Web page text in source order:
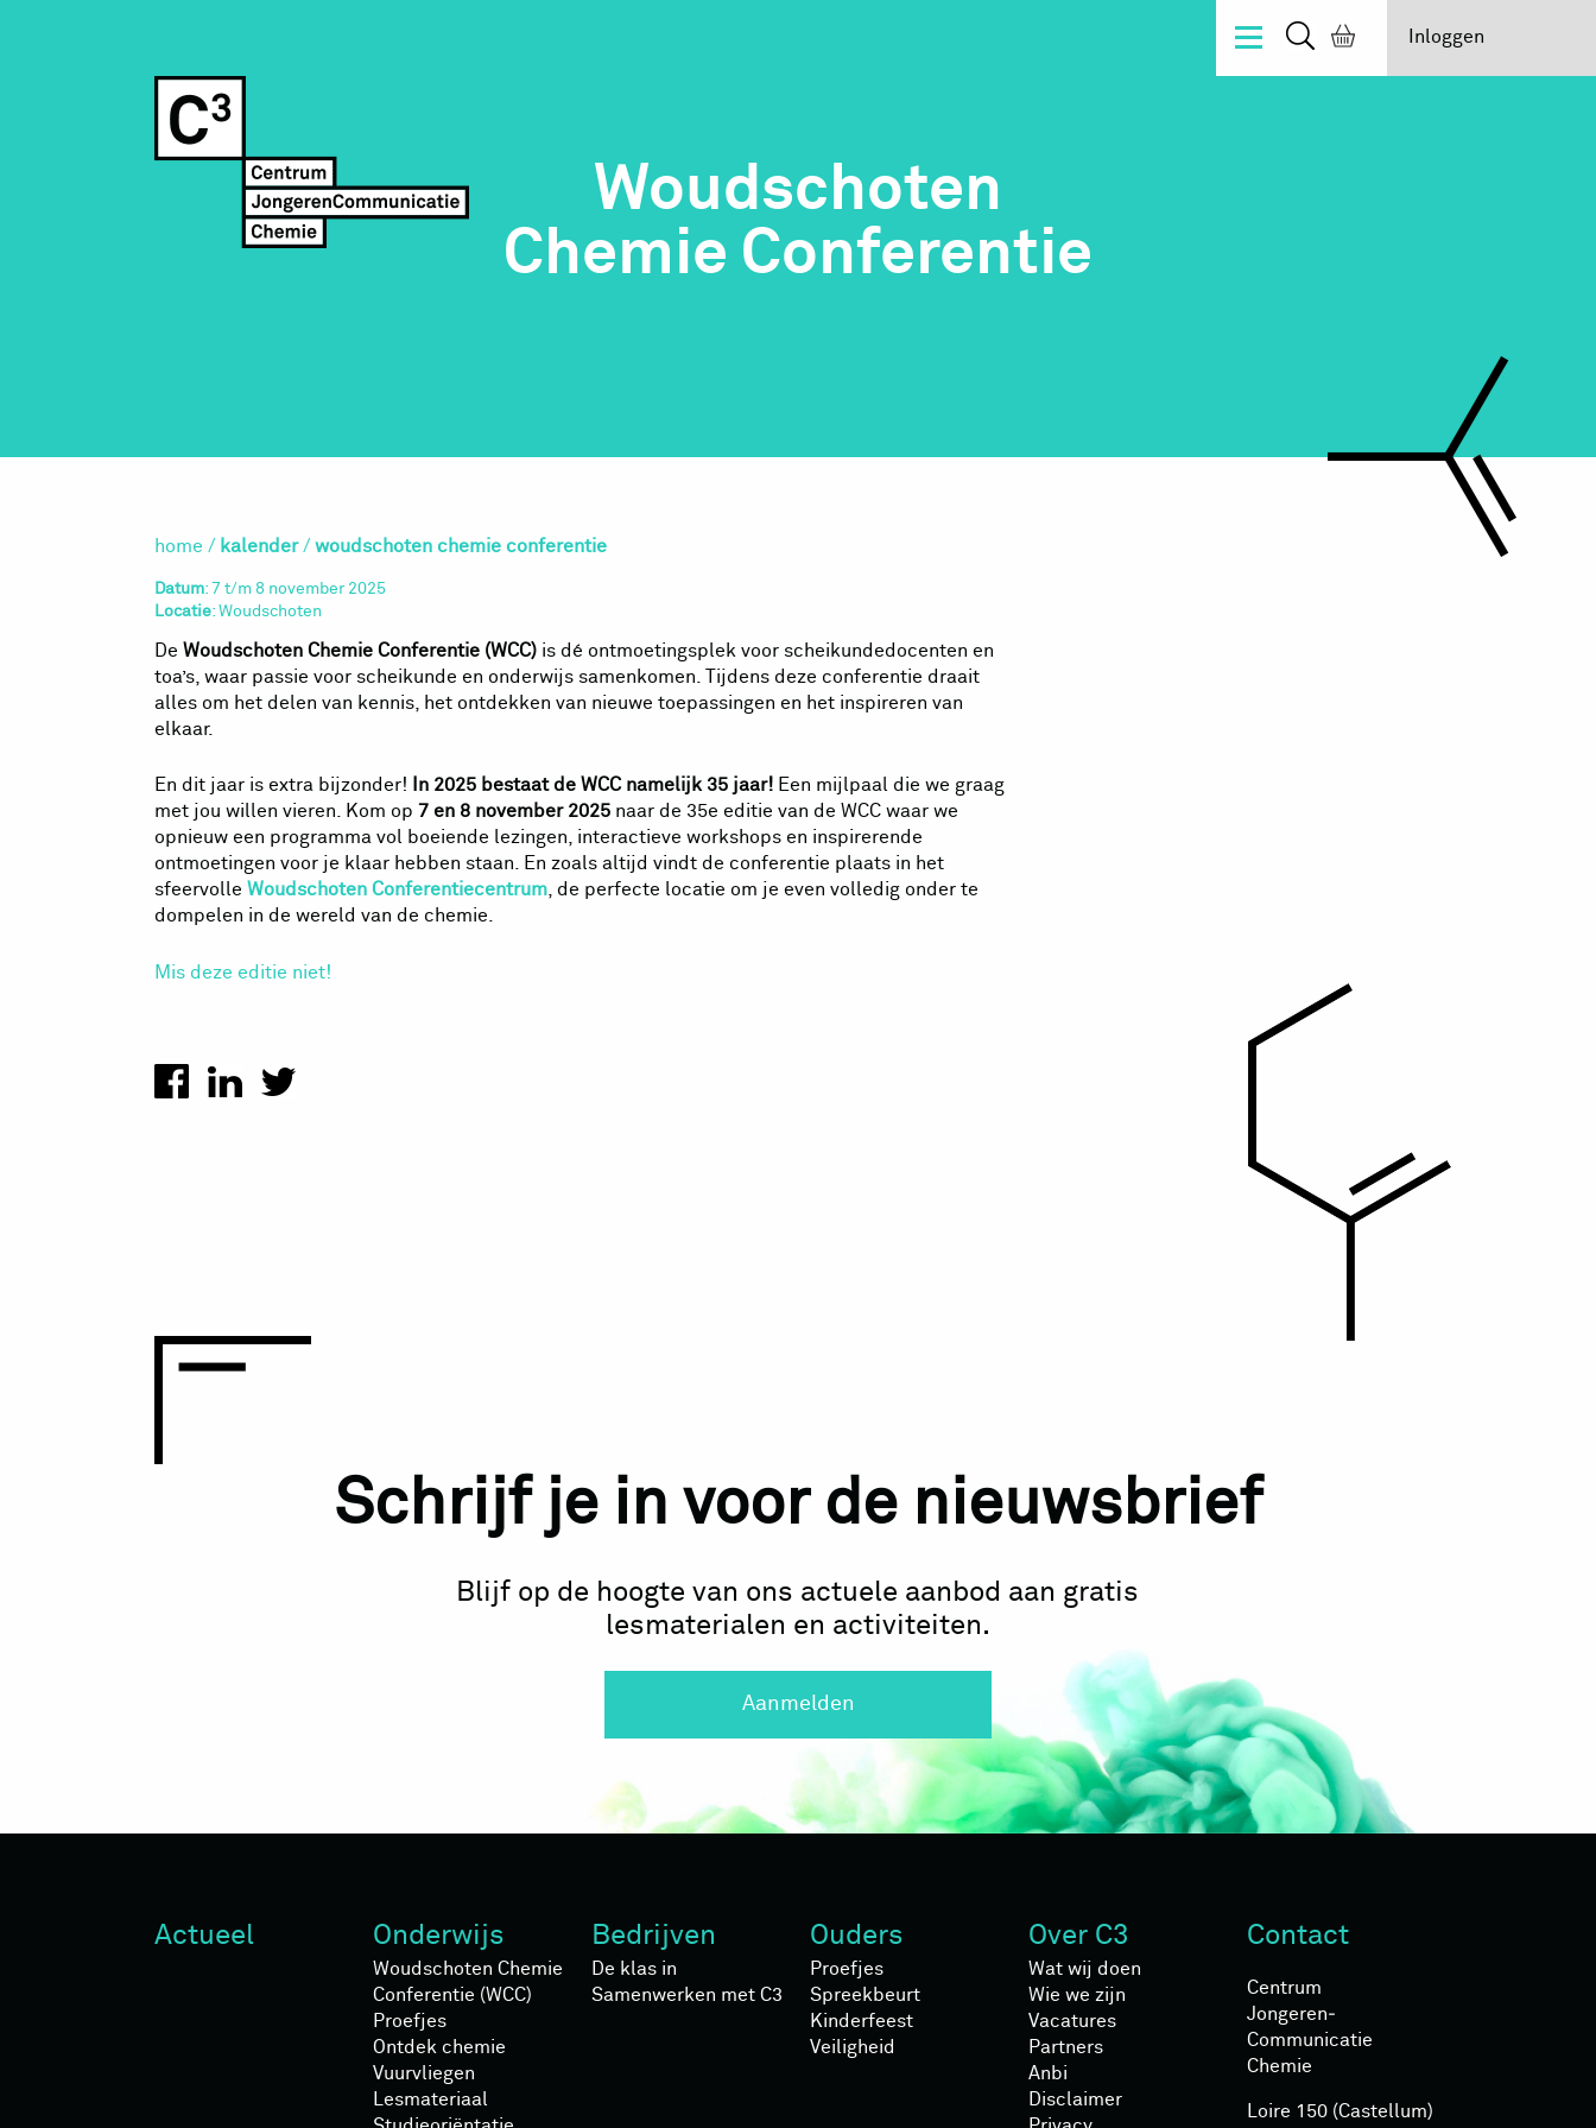
Inloggen
Woudschoten
Chemie Conferentie
home / kalender/ woudschoten chemie conferentie
Datum: 7 t/m 8 november 2025
Locatie: Woudschoten
De Woudschoten Chemie Conferentie (WCC) is dé ontmoetingsplek voor scheikundedocenten en
toa’s, waar passie voor scheikunde en onderwijs samenkomen. Tijdens deze conferentie draait
alles om het delen van kennis, het ontdekken van nieuwe toepassingen en het inspireren van
elkaar.
En dit jaar is extra bijzonder! In 2025 bestaat de WCC namelijk 35 jaar! Een mijlpaal die we graag
met jou willen vieren. Kom op 7 en 8 november 2025 naar de 35e editie van de WCC waar we
opnieuw een programma vol boeiende lezingen, interactieve workshops en inspirerende
ontmoetingen voor je klaar hebben staan. En zoals altijd vindt de conferentie plaats in het
sfeervolle Woudschoten Conferentiecentrum, de perfecte locatie om je even volledig onder te
dompelen in de wereld van de chemie.
Mis deze editie niet!
Schrijf je in voor de nieuwsbrief
Blijf op de hoogte van ons actuele aanbod aan gratis
lesmaterialen en activiteiten.
Aanmelden
Actueel Onderwijs
Woudschoten Chemie
Conferentie (WCC)
Proefjes
Ontdek chemie
Vuurvliegen
Lesmateriaal
Bedrijven
De klas in
Samenwerken met C3
Ouders
Proefjes
Spreekbeurt
Kinderfeest
Veiligheid
Over C3
Wat wij doen
Wie we zijn
Vacatures
Partners
Anbi
Disclaimer
Contact
Centrum
Jongeren­
Communicatie
Chemie
Loire 150 (Castellum)